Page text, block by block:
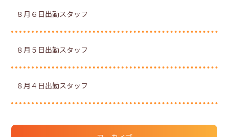
８月６日出勤スタッフ
８月５日出勤スタッフ
８月４日出勤スタッフ